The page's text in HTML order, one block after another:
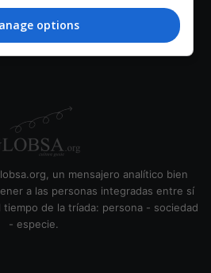
un mensajero analítico bien
a las personas integradas entre sí
de la tríada: persona - sociedad
- especie.
options